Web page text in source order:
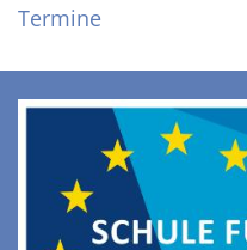
Termine